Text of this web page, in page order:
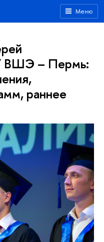
Меню
ВШЭ – Пермь:
раннее